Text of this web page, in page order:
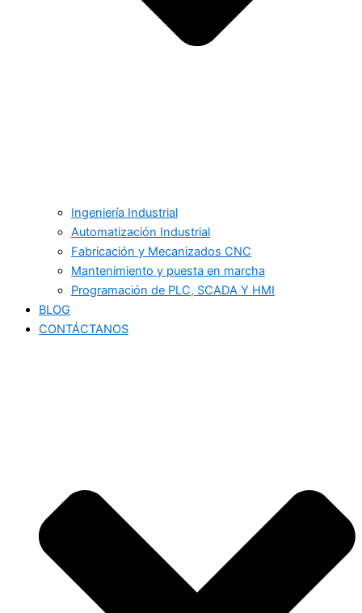
Ingeniería Industrial
Automatización Industrial
Fabricación y Mecanizados CNC
Mantenimiento y puesta en marcha
Programación de PLC, SCADA Y HMI
BLOG
CONTÁCTANOS